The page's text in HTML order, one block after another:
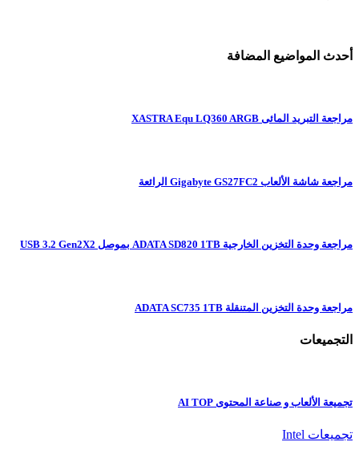
أحدث المواضيع المضافة
مراجعة التبريد المائى XASTRA Equ LQ360 ARGB
مراجعة شاشة الألعاب Gigabyte GS27FC2 الرائعة
مراجعة وحدة التخزين الخارجية ADATA SD820 1TB بموصل USB 3.2 Gen2X2
مراجعة وحدة التخزين المتنقلة ADATA SC735 1TB
التجميعات
تجميعة الألعاب و صناعة المحتوى AI TOP
تجميعات Intel